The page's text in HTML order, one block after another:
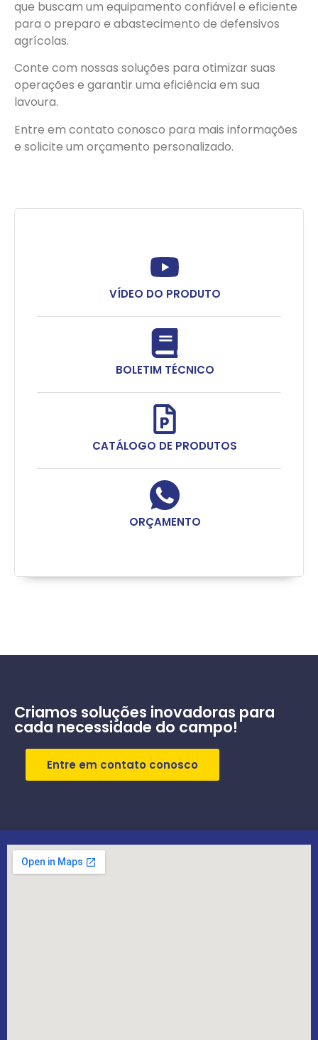
que buscam um equipamento confiável e eficiente
para o preparo e abastecimento de defensivos
agrícolas.
Conte com nossas soluções para otimizar suas
operações e garantir uma eficiência em sua
lavoura.
Entre em contato conosco para mais informações
e solicite um orçamento personalizado.
VÍDEO DO PRODUTO
BOLETIM TÉCNICO
CATÁLOGO DE PRODUTOS
ORÇAMENTO
Criamos soluções inovadoras para
cada necessidade do campo!
Entre em contato conosco